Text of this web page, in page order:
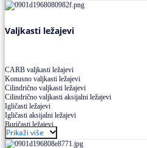
Valjkasti ležajevi
CARB valjkasti ležajevi
Konusno valjkasti ležajevi
Cilindrično valjkasti ležajevi
Cilindrično valjkasti aksijalni ležajevi
Igličasti ležajevi
Igličasti aksijalni ležajevi
Buričasti ležajevi
Buričasti zaptiveni ležajevi
Buričasti aksijalni ležajevi
Prikaži više